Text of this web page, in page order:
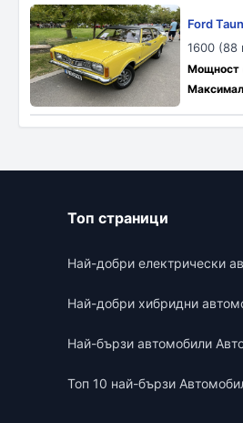
Ford
1600 (88
Мощност
Топ страници
Най-добри електрически
Най-добри хибридни
Най-бързи автомобили
Топ 10 най-бързи